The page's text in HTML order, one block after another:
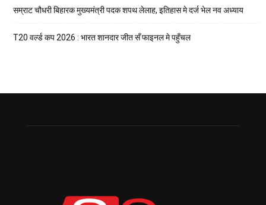
सम्राट चौधरी बिहारक मुख्यमंत्री पदक शपथ लेलाह, इतिहास मे दर्ज भेल नव अध्याय
T20 वर्ल्ड कप 2026 : भारत शानदार जीत सँ फाइनल मे पहुँचल